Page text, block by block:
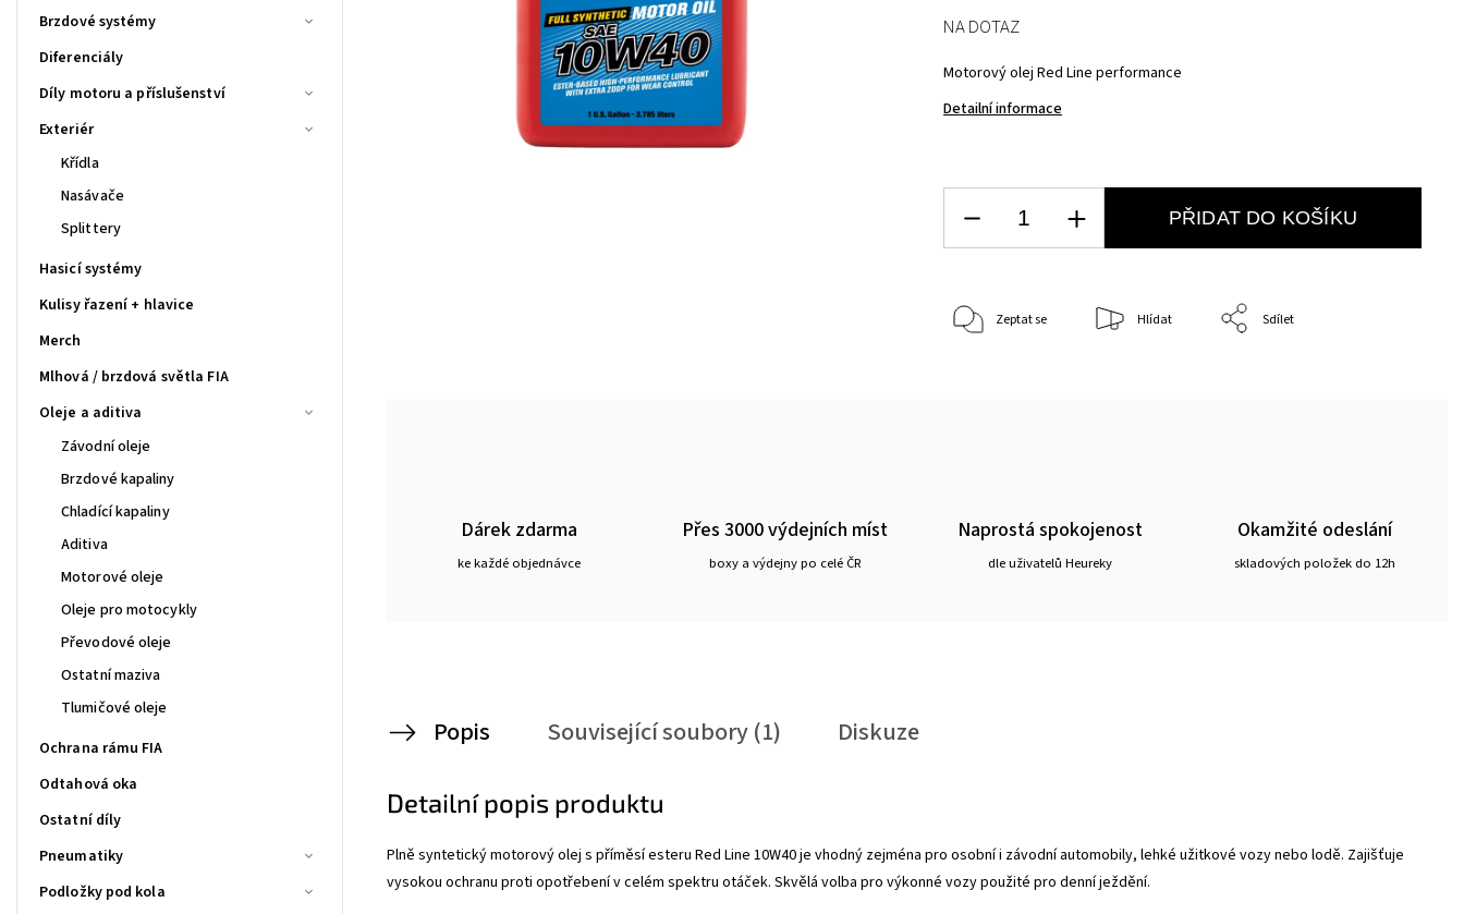
Brzdové systémy
Diferenciály
Díly motoru a příslušenství
Exteriér
Křídla
Nasávače
Splittery
Hasicí systémy
Kulisy řazení + hlavice
Merch
Mlhová / brzdová světla FIA
Oleje a aditiva
Závodní oleje
Brzdové kapaliny
Chladící kapaliny
Aditiva
Motorové oleje
Oleje pro motocykly
Převodové oleje
Ostatní maziva
Tlumičové oleje
Ochrana rámu FIA
Odtahová oka
Ostatní díly
Pneumatiky
Podložky pod kola
Motorový olej Red Line performance
Detailní informace
NA DOTAZ
PŘIDAT DO KOŠÍKU
Zeptat se Hlídat Sdílet
Dárek zdarma
ke každé objednávce
Přes 3000 výdejních míst
boxy a výdejny po celé ČR
Naprostá spokojenost
dle uživatelů Heureky
Okamžité odeslání
skladových položek do 12h
Popis Související soubory (1) Diskuze
Detailní popis produktu
Plně syntetický motorový olej s příměsí esteru Red Line 10W40 je vhodný zejména pro osobní i závodní automobily, lehké užitkové vozy nebo lodě. Zajišťuje
vysokou ochranu proti opotřebení v celém spektru otáček. Skvělá volba pro výkonné vozy použité pro denní ježdění.